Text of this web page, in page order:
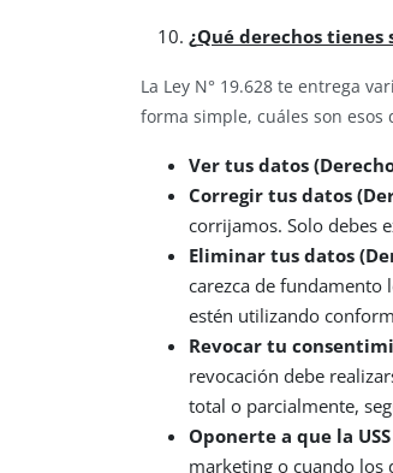
¿Qué derechos tienes
La Ley N° 19.628 te entrega
forma simple, cuáles son esos
Ver tus datos
Corregir tus datos
corrijamos. Solo debes
Eliminar tus datos
carezca de fundamento
estén utilizando
Revocar tu
revocación debe
total o parcialmente,
Oponerte a que la
marketing o cuando los